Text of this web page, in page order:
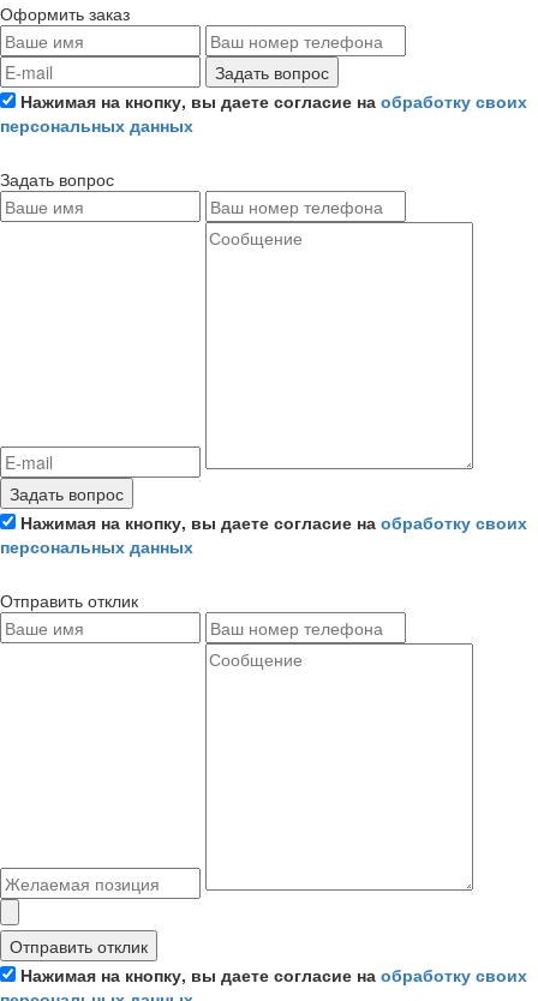
Оформить заказ
Задать вопрос
Нажимая на кнопку, вы даете согласие на обработку своих
персональных данных
Задать вопрос
Задать вопрос
Нажимая на кнопку, вы даете согласие на обработку своих
персональных данных
Отправить отклик
Отправить отклик
Нажимая на кнопку, вы даете согласие на обработку своих